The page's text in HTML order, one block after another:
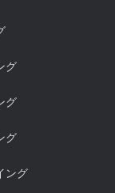
グ
グ
グ
ング